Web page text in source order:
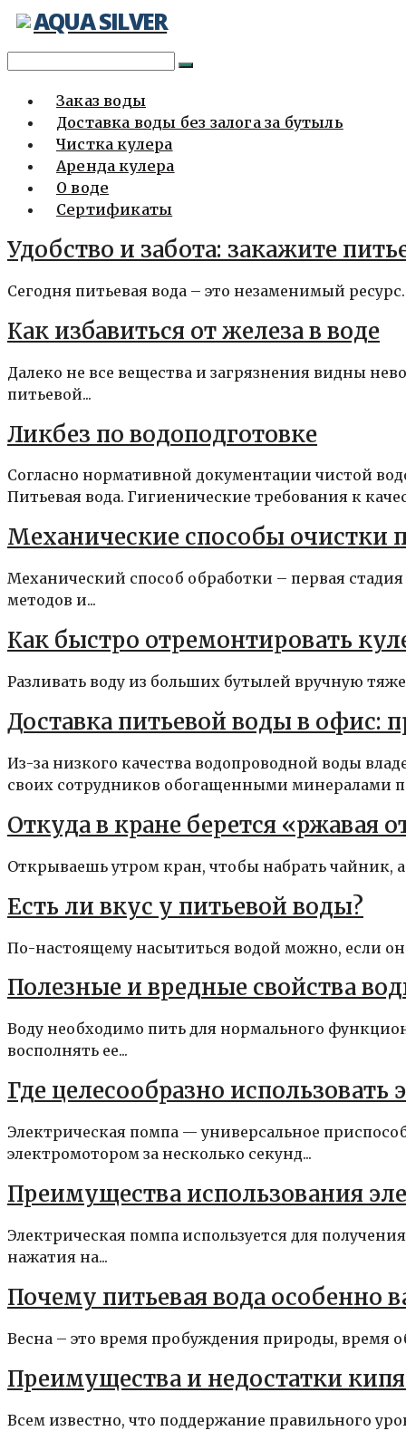
Перейти
AQUA SILVER
Заказ воды
Доставка воды без залога за бутыль
Чистка кулера
Аренда кулера
О воде
Сертификаты
Удобство и забота: закажите
Сегодня питьевая вода – это незаменимый
Как избавиться от железа в воде
Далеко не все вещества и загрязнения видны
питьевой...
Ликбез по водоподготовке
Согласно нормативной документации чистой
Питьевая вода. Гигиенические требования к
Механические способы очистки
Механический способ обработки – первая
методов и...
Как быстро отремонтировать
Разливать воду из больших бутылей вручную
Доставка питьевой воды в офис:
Из-за низкого качества водопроводной воды
своих сотрудников обогащенными минералами
Откуда в кране берется «ржавая
Открываешь утром кран, чтобы набрать чайник,
Есть ли вкус у питьевой воды?
По-настоящему насытиться водой можно, если
Полезные и вредные свойства
Воду необходимо пить для нормального
восполнять ее...
Где целесообразно
Электрическая помпа — универсальное
электромотором за несколько секунд...
Преимущества использования
Электрическая помпа используется для
нажатия на...
Почему питьевая вода особенно
Весна – это время пробуждения природы, время
Преимущества и недостатки
Всем известно, что поддержание правильного